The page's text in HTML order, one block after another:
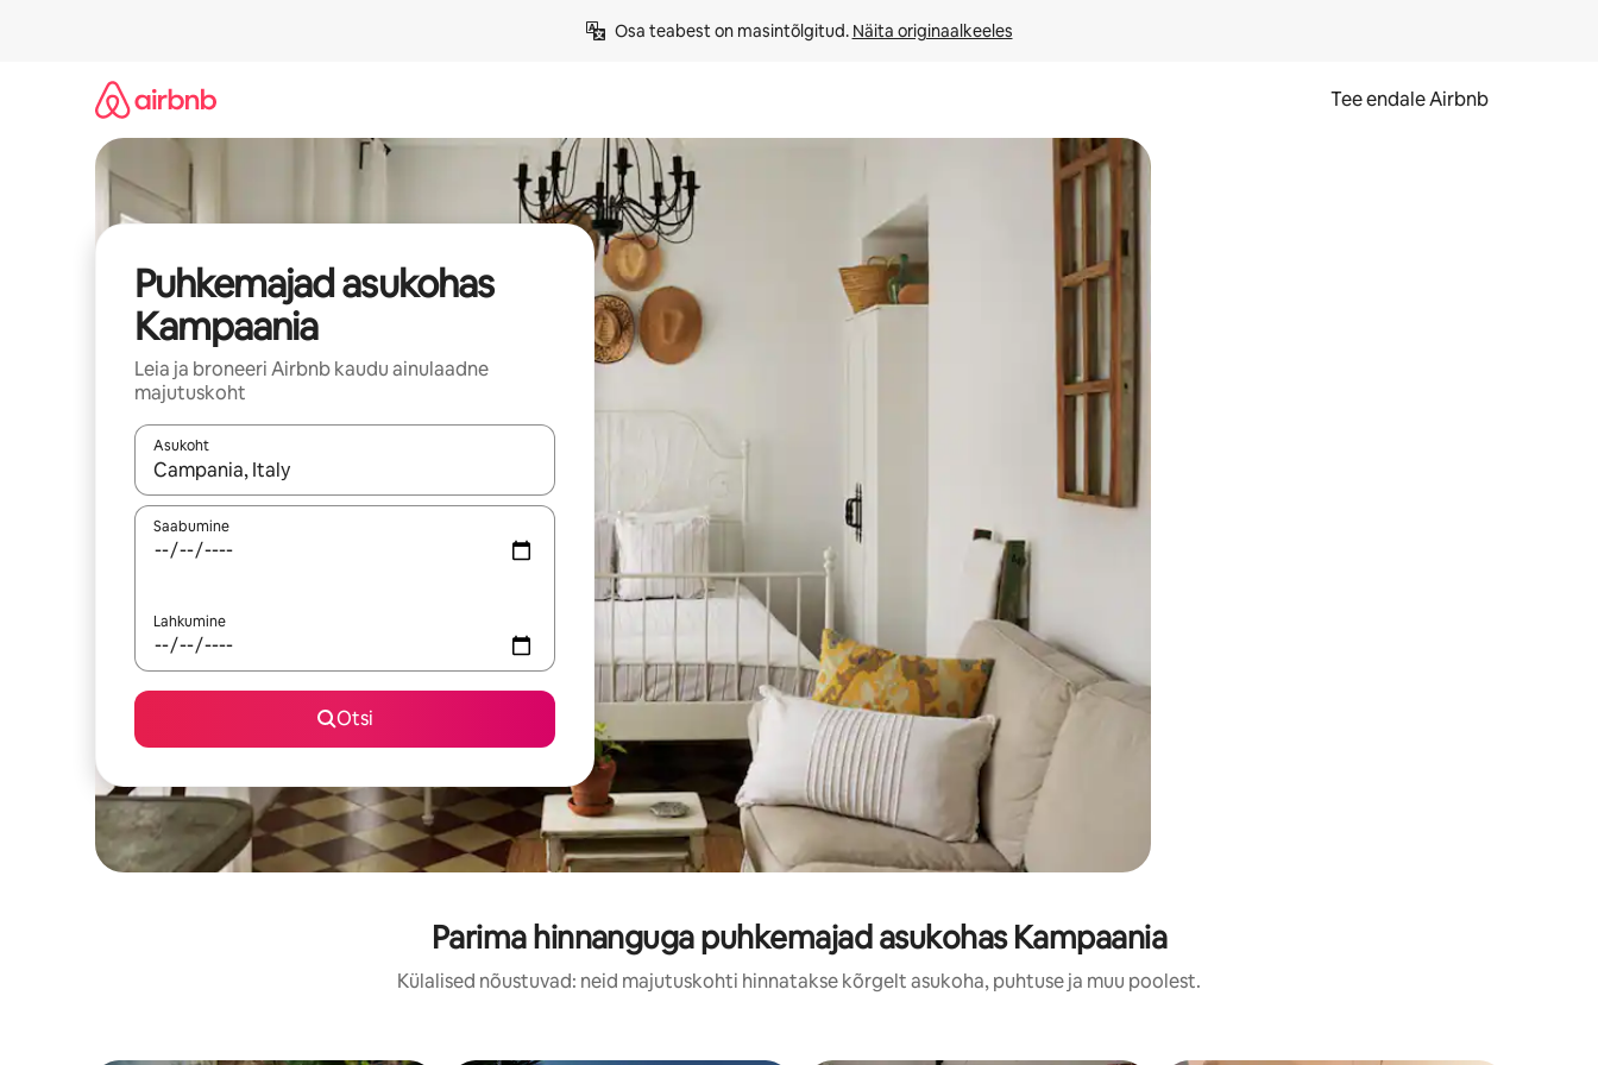
Osa teabest on masintõlgitud. Näita originaalkeeles
Tee endale Airbnb
Puhkemajad asukohas
Kampaania
Leia ja broneeri Airbnb kaudu ainulaadne
majutuskoht
Asukoht
Kui tulemused on kuvatud, liigu ekraanil nooleklahvidega või puuduta või tõmba mööda ekraani.
Saabumine
Lahkumine
Otsi
Parima hinnanguga puhkemajad asukohas Kampaania
Külalised nõustuvad: neid majutuskohti hinnatakse kõrgelt asukoha, puhtuse ja muu poolest.